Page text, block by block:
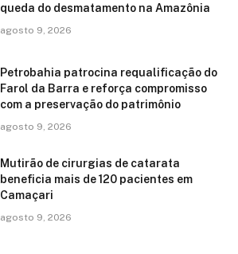
queda do desmatamento na Amazônia
agosto 9, 2026
Petrobahia patrocina requalificação do
Farol da Barra e reforça compromisso
com a preservação do patrimônio
agosto 9, 2026
Mutirão de cirurgias de catarata
beneficia mais de 120 pacientes em
Camaçari
agosto 9, 2026